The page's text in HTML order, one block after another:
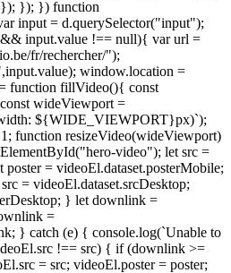
}); }); }) function
input = d.querySelector("input");
input.value !== null){ var url =
fr/rechercher/");
window.location =
function fillVideo(){ const
wideViewport =
${WIDE_VIEWPORT}px)`);
function resizeVideo(wideViewport)
video"); let src =
= videoEl.dataset.posterMobile;
= videoEl.dataset.srcDesktop;
} let downlink =
=
} catch (e) { console.log(`Unable to
!== src) { if (downlink >=
= src; videoEl.poster = poster;